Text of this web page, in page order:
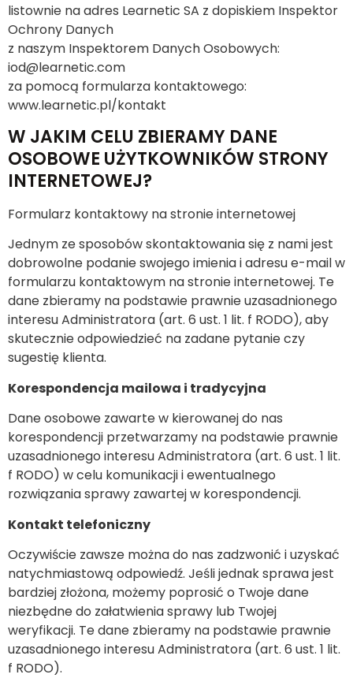
listownie na adres Learnetic SA z dopiskiem Inspektor
Ochrony Danych
z naszym Inspektorem Danych Osobowych:
iod@learnetic.com
za pomocą formularza kontaktowego:
www.learnetic.pl/kontakt
W JAKIM CELU ZBIERAMY DANE
OSOBOWE UŻYTKOWNIKÓW STRONY
INTERNETOWEJ?
Formularz kontaktowy na stronie internetowej
Jednym ze sposobów skontaktowania się z nami jest
dobrowolne podanie swojego imienia i adresu e-mail w
formularzu kontaktowym na stronie internetowej. Te
dane zbieramy na podstawie prawnie uzasadnionego
interesu Administratora (art. 6 ust. 1 lit. f RODO), aby
skutecznie odpowiedzieć na zadane pytanie czy
sugestię klienta.
Korespondencja mailowa i tradycyjna
Dane osobowe zawarte w kierowanej do nas
korespondencji przetwarzamy na podstawie prawnie
uzasadnionego interesu Administratora (art. 6 ust. 1 lit.
f RODO) w celu komunikacji i ewentualnego
rozwiązania sprawy zawartej w korespondencji.
Kontakt telefoniczny
Oczywiście zawsze można do nas zadzwonić i uzyskać
natychmiastową odpowiedź. Jeśli jednak sprawa jest
bardziej złożona, możemy poprosić o Twoje dane
niezbędne do załatwienia sprawy lub Twojej
weryfikacji. Te dane zbieramy na podstawie prawnie
uzasadnionego interesu Administratora (art. 6 ust. 1 lit.
f RODO).